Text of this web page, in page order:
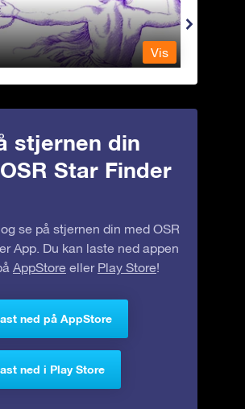
Vis
stjernen din
Star Finder
se på stjernen din med OSR
App. Du kan laste ned appen
AppStore eller Play Store!
ned på AppStore
ned i Play Store